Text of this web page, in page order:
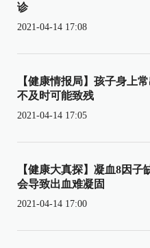
诊
2021-04-14 17:08
【健康情报局】孩子身上
不及时可能致残
2021-04-14 17:05
【健康大真探】凝血8因
会导致出血难凝固
2021-04-14 17:00